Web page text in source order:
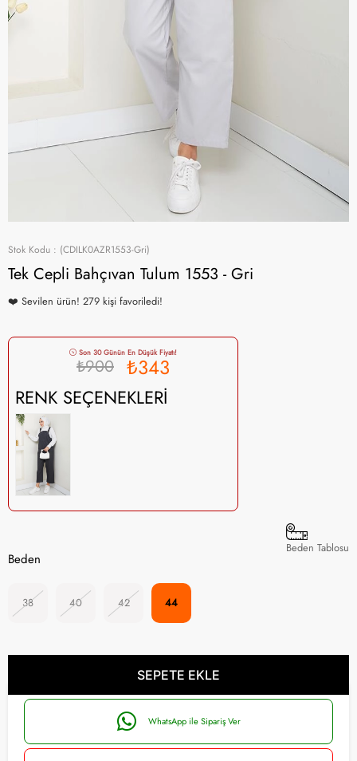
Stok Kodu (CDILK0AZR1553-Gri)
Tek Cepli Bahçıvan Tulum 1553 - Gri
🛒 Son 3 günde 155 kişi sepete ekledi!
Son 30 Günün En Düşük Fiyatı!
₺900 ₺343
RENK SEÇENEKLERİ
Beden Tablosu
Beden
38 40 42 44
WhatsApp ile Sipariş Ver